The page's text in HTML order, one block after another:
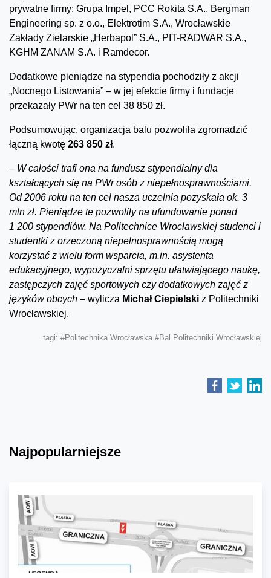
prywatne firmy: Grupa Impel, PCC Rokita S.A., Bergman
Engineering sp. z o.o., Elektrotim S.A., Wrocławskie
Zakłady Zielarskie „Herbapol” S.A., PIT-RADWAR S.A.,
KGHM ZANAM S.A. i Ramdecor.
Dodatkowe pieniądze na stypendia pochodziły z akcji
„Nocnego Listowania” – w jej efekcie firmy i fundacje
przekazały PWr na ten cel 38 850 zł.
Podsumowując, organizacja balu pozwoliła zgromadzić
łączną kwotę 263 850 zł.
– W całości trafi ona na fundusz stypendialny dla
kształcących się na PWr osób z niepełnosprawnościami.
Od 2006 roku na ten cel nasza uczelnia pozyskała ok. 3
mln zł. Pieniądze te pozwoliły na ufundowanie ponad
1 200 stypendiów. Na Politechnice Wrocławskiej studenci i
studentki z orzeczoną niepełnosprawnością mogą
korzystać z wielu form wsparcia, m.in. asystenta
edukacyjnego, wypożyczalni sprzętu ułatwiającego naukę,
zastępczych zajęć sportowych czy dodatkowych zajęć z
języków obcych – wylicza Michał Ciepielski z Politechniki
Wrocławskiej.
tagi: #Politechnika Wrocławska #Bal Politechniki Wrocławskiej
Najpopularniejsze